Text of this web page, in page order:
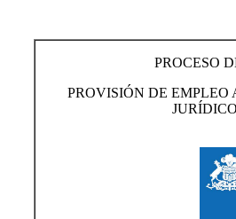
PROCESO
PROVISIÓN DE